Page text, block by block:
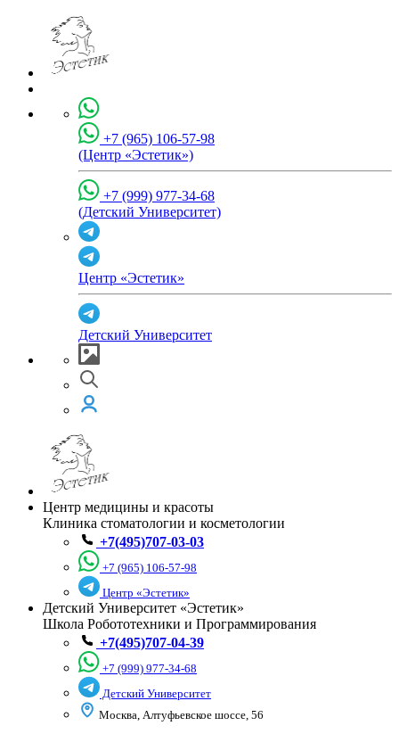
+7 (965) 106-57-98
(Центр «Эстетик»)
+7 (999) 977-34-68
(Детский Университет)
Центр «Эстетик»
Детский Университет
Центр медицины и красоты
Клиника стоматологии и косметологии
+7(495)707-03-03
+7 (965) 106-57-98
Центр «Эстетик»
Детский Университет «Эстетик»
Школа Робототехники и Программирования
+7(495)707-04-39
+7 (999) 977-34-68
Детский Университет
Москва, Алтуфьевское шоссе, 56